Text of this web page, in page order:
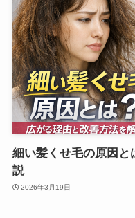
細い髪くせ毛の原因
説
2026年3月19日